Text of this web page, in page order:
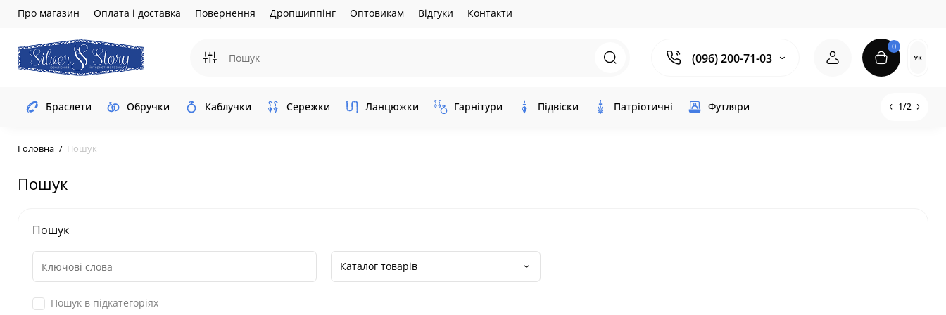
Про магазин Оплата і доставка Повернення Дропшиппінг Оптовикам Відгуки Контакти
(096) 200-71-03
0
УК
Браслети Обручки Каблучки Сережки Ланцюжки Гарнітури Підвіски Патріотичні Футляри 1/2
Головна Пошук
Пошук
Пошук
Пошук в підкатегоріях